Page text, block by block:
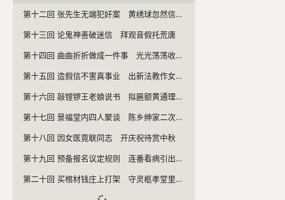
第十二回 张先生无端犯奸案 黄绣球忽然信尼姑
第十三回 论鬼神善破迷信 拜观音假托荒唐
第十四回 曲曲折折做成一件事 光光荡荡收了两个人
第十五回 造假信不害真事业 出新法教作女先儿
第十六回 敲镗锣王老娘说书 拟匾额黄通理劝学
第十七回 景福堂内四人聚谈 陈乡绅家二次做寿
第十八回 因女医竟联同志 开庆祝待赏中秋
第十九回 预备报名议定规则 连番看病引出奇谈
第二十回 买棺材钱庄上打架 守灵柩孝堂里寻人